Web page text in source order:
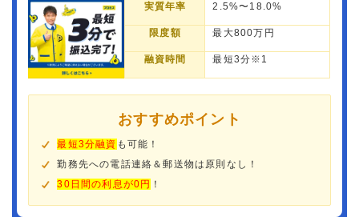
実質年率 2.5%〜18.0%
限度額 最大800万円
融資時間 最短3分※1
おすすめポイント
最短3分融資 も可能！
勤務先への電話連絡＆郵送物は原則なし！
30日間の利息が0円 ！